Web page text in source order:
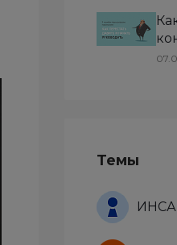
Темы